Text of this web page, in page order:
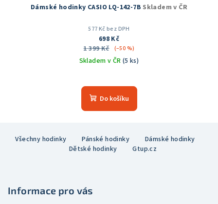
Dámské hodinky CASIO LQ-142-7B Skladem v ČR
577 Kč bez DPH
698 Kč
1 399 Kč
(–50 %)
Skladem v ČR (5 ks)
hodnocení
produktu
hvězdiček.
Do košíku
Všechny hodinky Pánské hodinky
Dámské hodinky
Dětské hodinky
Gtup.cz
Informace pro vás